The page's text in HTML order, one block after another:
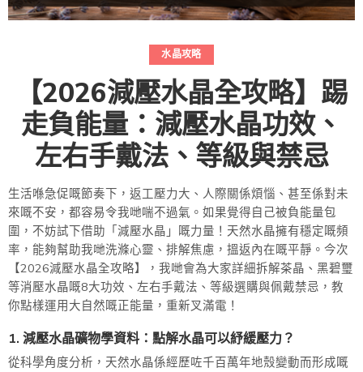
水晶攻略
【2026減壓水晶全攻略】踢
走負能量：減壓水晶功效、
左右手戴法、等級與禁忌
生活喺急促嘅節奏下，返工壓力大、人際關係煩惱、甚至係對未
來嘅不安，都容易令我哋喘不過氣。如果覺得自己被負能量包
圍，不妨試下借助「減壓水晶」嘅力量！天然水晶擁有穩定嘅頻
率，能夠幫助我哋洗滌心靈、排解焦慮，搵返內在嘅平靜。今次
【2026減壓水晶全攻略】，我哋會為大家詳細拆解茶晶、黑碧璽
等消壓水晶嘅8大功效、左右手戴法、等級選購與佩戴禁忌，教
你點樣運用大自然嘅正能量，重新叉滿電！
1. 減壓水晶礦物學資料：點解水晶可以紓緩壓力？
從科學角度分析，天然水晶係經歷咗千百萬年地殼變動而形成嘅